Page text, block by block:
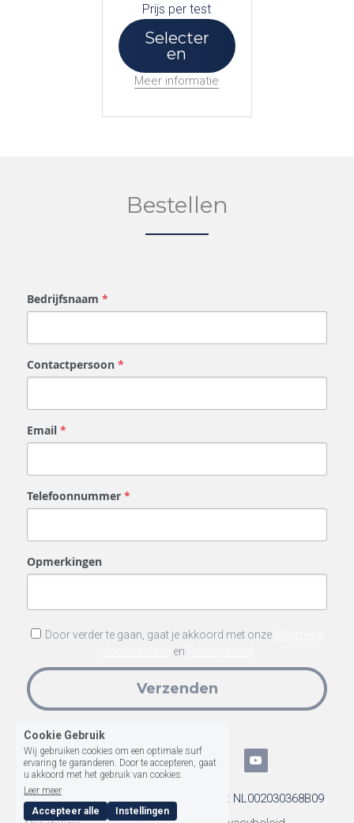
Prijs per test
Selecter
en
Meer informatie
Bestellen
Bedrijfsnaam *
Contactpersoon *
Email *
Telefoonnummer *
Opmerkingen
Door verder te gaan, gaat je akkoord met onze
en
Verzenden
MVP Solutions - KVK: 61374075 - BTW: NL002030368B09
Cookie Gebruik
Wij gebruiken cookies om een optimale surf
ervaring te garanderen. Door te accepteren, gaat
u akkoord met het gebruik van cookies.
Leer meer
Accepteer alle
Instellingen